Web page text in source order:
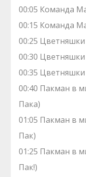
00:05 Команда
00:15 Команда
00:25
00:30
00:35
00:40 Пакман в
Пака)
01:05 Пакман в
Пак)
01:25 Пакман в
Пак!)